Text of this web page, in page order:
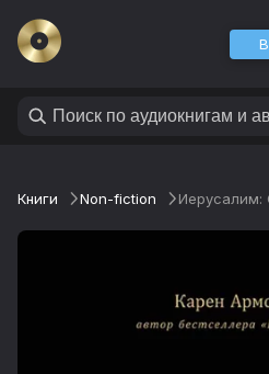
Книги Non-fiction Иерусалим: